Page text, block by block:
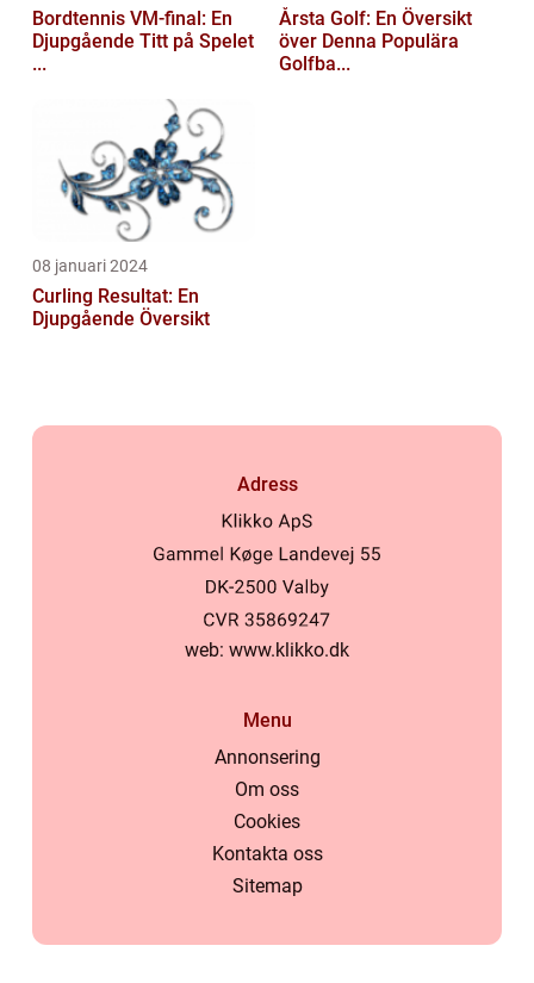
Bordtennis VM-final: En
Djupgående Titt på Spelet
...
Årsta Golf: En Översikt
över Denna Populära
Golfba...
08 januari 2024
Curling Resultat: En
Djupgående Översikt
Adress
web: www.klikko.dk
Menu
Annonsering
Om oss
Cookies
Kontakta oss
Sitemap